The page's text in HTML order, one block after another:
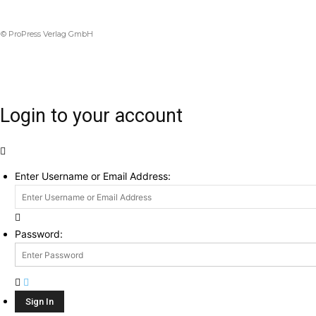
© ProPress Verlag GmbH
Login to your account
Enter Username or Email Address:
Password: